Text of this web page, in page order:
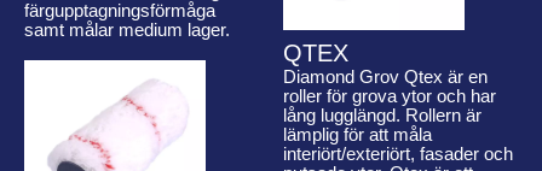
färgupptagningsförmåga
samt målar medium lager.
QTEX
Diamond Grov Qtex är en
roller för grova ytor och har
lång lugglängd. Rollern är
lämplig för att måla
interiört/exteriört, fasader och